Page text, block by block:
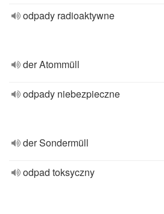
odpady radioaktywne
der Atommüll
odpady niebezpieczne
der Sondermüll
odpad toksyczny